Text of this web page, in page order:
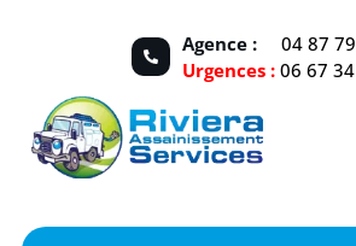
Agence :
04 87
Urgences : 06 67